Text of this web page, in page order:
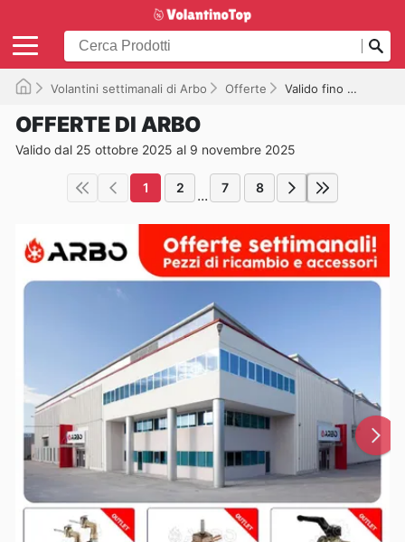
Volantini settimanali di Arbo Offerte Valido fino al 09/11/2025
OFFERTE DI ARBO
Valido dal 25 ottobre 2025 al 9 novembre 2025
1 2 ... 7 8